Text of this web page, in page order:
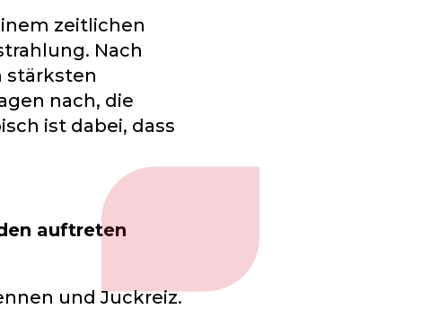
zeitlichen
Nach
stärksten
nach, die
ist dabei, dass
auftreten
und Juckreiz.